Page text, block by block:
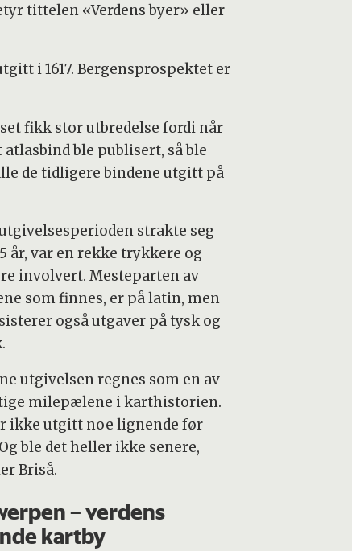
tittelen «Verdens byer» eller
i 1617. Bergensprospektet er
fikk stor utbredelse fordi når
atlasbind ble publisert, så ble
de tidligere bindene utgitt på
strakte seg
år, var en rekke trykkere og
involvert. Mesteparten av
som finnes, er på latin, men
også utgaver på tysk og
utgivelsen regnes som en av
milepælene i karthistorien.
ikke utgitt noe lignende før
ble det heller ikke senere,
Briså.
– verdens
kartby